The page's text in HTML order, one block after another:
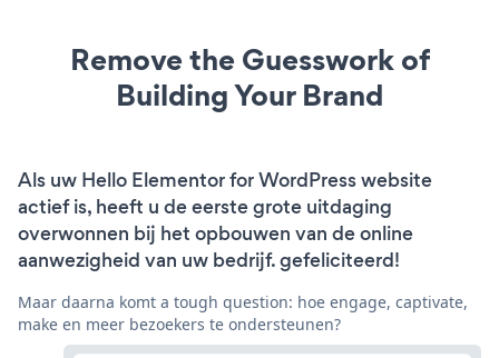
Remove the Guesswork of
Building Your Brand
Als uw Hello Elementor for WordPress website
actief is, heeft u de eerste grote uitdaging
overwonnen bij het opbouwen van de online
aanwezigheid van uw bedrijf. gefeliciteerd!
Maar daarna komt a tough question: hoe engage, captivate,
make en meer bezoekers te ondersteunen?